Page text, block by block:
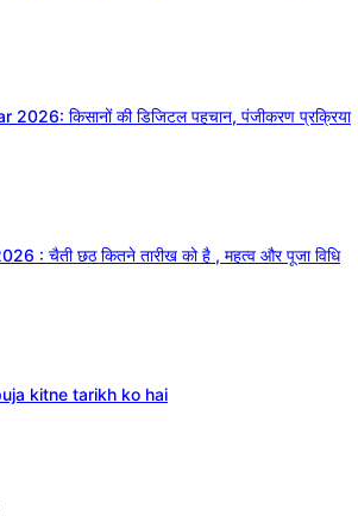
किसानों की डिजिटल पहचान, पंजीकरण प्रक्रिया
: चैती छठ कितने तारीख को है , महत्व और पूजा विधि
kitne tarikh ko hai